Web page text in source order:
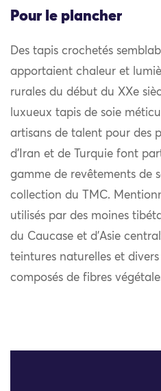
Pour le plancher
Des tapis crochetés
apportaient chaleur et
rurales du début du XXe
luxueux tapis de soie
artisans de talent pour des
d’Iran et de Turquie font
gamme de revêtements de
collection du TMC.
utilisés par des moines
du Caucase et d’Asie
teintures naturelles et
composés de fibres